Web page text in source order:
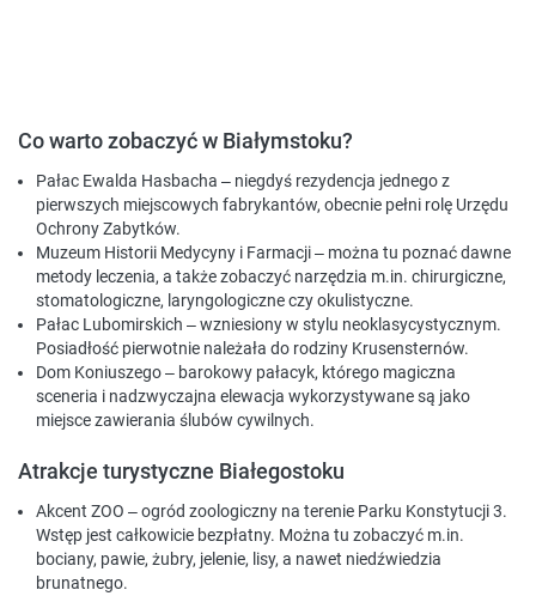
Co warto zobaczyć w Białymstoku?
Pałac Ewalda Hasbacha – niegdyś rezydencja jednego z
pierwszych miejscowych fabrykantów, obecnie pełni rolę Urzędu
Ochrony Zabytków.
Muzeum Historii Medycyny i Farmacji– można tu poznać dawne
metody leczenia, a także zobaczyć narzędzia m.in. chirurgiczne,
stomatologiczne, laryngologiczne czy okulistyczne.
Pałac Lubomirskich –wzniesiony w stylu neoklasycystycznym.
Posiadłość pierwotnie należała do rodziny Krusensternów.
Dom Koniuszego– barokowy pałacyk, którego magiczna
sceneria i nadzwyczajna elewacja wykorzystywane są jako
miejsce zawierania ślubów cywilnych.
Atrakcje turystyczne Białegostoku
Akcent ZOO – ogród zoologiczny na terenie Parku Konstytucji 3.
Wstęp jest całkowicie bezpłatny. Można tu zobaczyć m.in.
bociany, pawie, żubry, jelenie, lisy, a nawet niedźwiedzia
brunatnego.